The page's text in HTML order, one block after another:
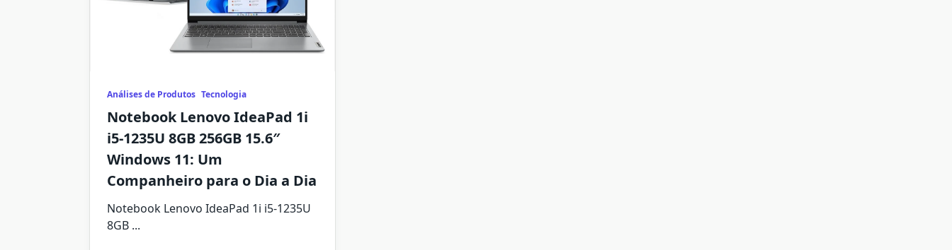
Análises de Produtos Tecnologia
Notebook Lenovo IdeaPad 1i
i5-1235U 8GB 256GB 15.6″
Windows 11: Um
Companheiro para o Dia a Dia
Notebook Lenovo IdeaPad 1i i5-1235U
8GB ...